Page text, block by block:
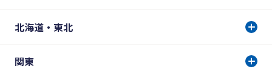
北海道・東北
関東